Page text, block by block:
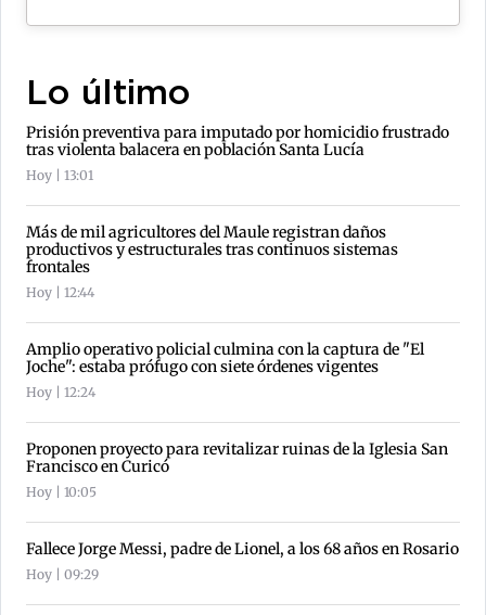
Lo último
Prisión preventiva para imputado por homicidio frustrado
tras violenta balacera en población Santa Lucía
Hoy | 13:01
Más de mil agricultores del Maule registran daños
productivos y estructurales tras continuos sistemas
frontales
Hoy | 12:44
Amplio operativo policial culmina con la captura de "El
Joche": estaba prófugo con siete órdenes vigentes
Hoy | 12:24
Proponen proyecto para revitalizar ruinas de la Iglesia San
Francisco en Curicó
Hoy | 10:05
Fallece Jorge Messi, padre de Lionel, a los 68 años en Rosario
Hoy | 09:29